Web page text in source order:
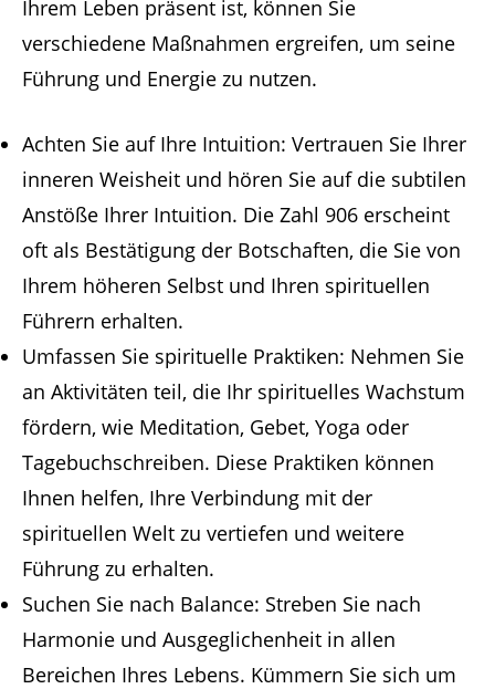
Ihrem Leben präsent ist, können Sie
verschiedene Maßnahmen ergreifen, um seine
Führung und Energie zu nutzen.
Achten Sie auf Ihre Intuition: Vertrauen Sie Ihrer
inneren Weisheit und hören Sie auf die subtilen
Anstöße Ihrer Intuition. Die Zahl 906 erscheint
oft als Bestätigung der Botschaften, die Sie von
Ihrem höheren Selbst und Ihren spirituellen
Führern erhalten.
Umfassen Sie spirituelle Praktiken: Nehmen Sie
an Aktivitäten teil, die Ihr spirituelles Wachstum
fördern, wie Meditation, Gebet, Yoga oder
Tagebuchschreiben. Diese Praktiken können
Ihnen helfen, Ihre Verbindung mit der
spirituellen Welt zu vertiefen und weitere
Führung zu erhalten.
Suchen Sie nach Balance: Streben Sie nach
Harmonie und Ausgeglichenheit in allen
Bereichen Ihres Lebens. Kümmern Sie sich um